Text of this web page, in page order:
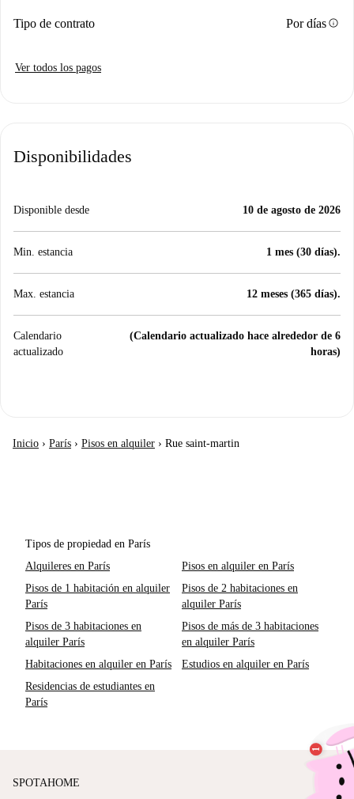
Tipo de contrato Por díasinfo
Ver todos los pagos
Disponibilidades
Disponible desde 10 de agosto de 2026
Min. estancia 1 mes (30 días).
Max. estancia 12 meses (365 días).
Calendario
actualizado
(Calendario actualizado hace alrededor de 6
horas)
Inicio › París › Pisos en alquiler › Rue saint-martin
Tipos de propiedad en París
Alquileres en París
Pisos en alquiler en París
Pisos de 1 habitación en alquiler
París
Pisos de 2 habitaciones en
alquiler París
Pisos de 3 habitaciones en
alquiler París
Pisos de más de 3 habitaciones
en alquiler París
Habitaciones en alquiler en París
Estudios en alquiler en París
Residencias de estudiantes en
París
SPOTAHOME